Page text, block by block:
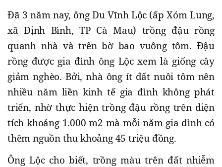
Đã 3 năm nay, ông Du Vĩnh Lộc (ấp Xóm Lung,
xã Định Bình, TP Cà Mau) trồng đậu rồng
quanh nhà và trên bờ bao vuông tôm. Đậu
rồng được gia đình ông Lộc xem là giống cây
giảm nghèo. Bởi, nhà ông ít đất nuôi tôm nên
nhiều năm liền kinh tế gia đình không phát
triển, nhờ thực hiện trồng đậu rồng trên diện
tích khoảng 1.000 m2 mà mỗi năm gia đình có
thêm nguồn thu khoảng 45 triệu đồng.
Ông Lộc cho biết, trồng màu trên đất nhiễm